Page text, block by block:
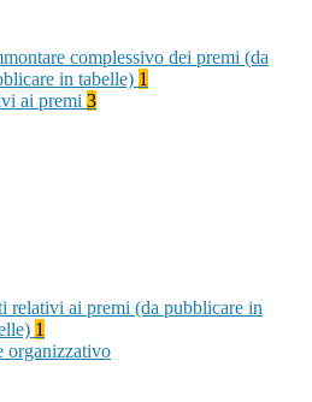
complessivo dei premi (da
in tabelle) 1
ai premi 3
relativi ai premi (da pubblicare in
1
organizzativo